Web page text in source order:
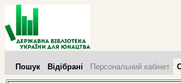
Пошук Відібрані Персональний кабінет